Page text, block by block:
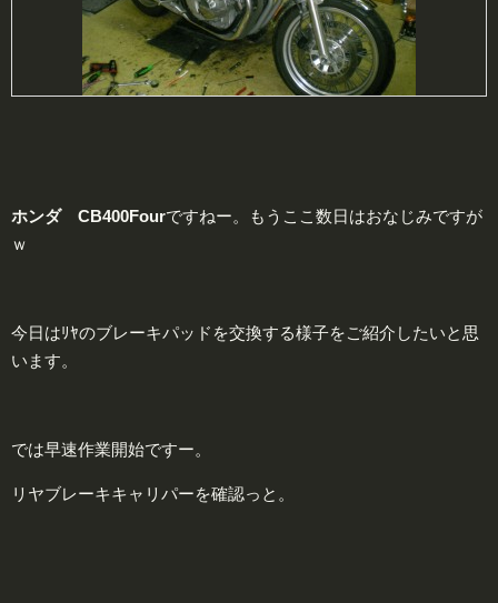
ホンダ CB400Fourですねー。もうここ数日はおなじみですが
ｗ
今日はﾘﾔのブレーキパッドを交換する様子をご紹介したいと思
います。
では早速作業開始ですー。
リヤブレーキキャリパーを確認っと。